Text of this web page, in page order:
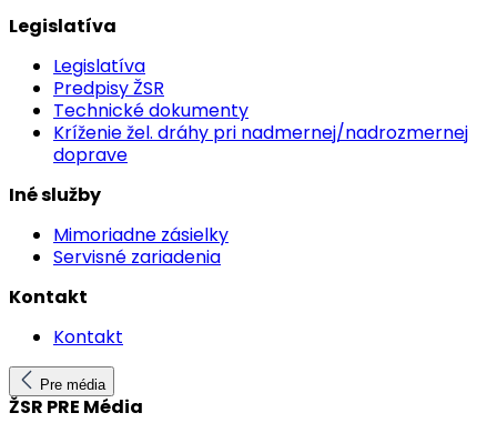
Legislatíva
Legislatíva
Predpisy ŽSR
Technické dokumenty
Kríženie žel. dráhy pri nadmernej/nadrozmernej
doprave
Iné služby
Mimoriadne zásielky
Servisné zariadenia
Kontakt
Kontakt
Pre média
ŽSR PRE Média